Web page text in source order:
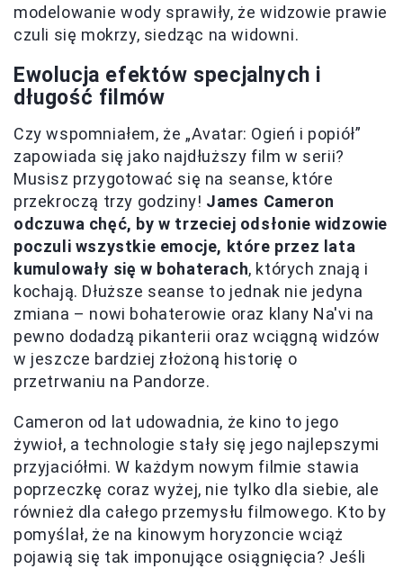
modelowanie wody sprawiły, że widzowie prawie
czuli się mokrzy, siedząc na widowni.
Ewolucja efektów specjalnych i
długość filmów
Czy wspomniałem, że „Avatar: Ogień i popiół”
zapowiada się jako najdłuższy film w serii?
Musisz przygotować się na seanse, które
przekroczą trzy godziny! James Cameron
odczuwa chęć, by w trzeciej odsłonie widzowie
poczuli wszystkie emocje, które przez lata
kumulowały się w bohaterach, których znają i
kochają. Dłuższe seanse to jednak nie jedyna
zmiana – nowi bohaterowie oraz klany Na'vi na
pewno dodadzą pikanterii oraz wciągną widzów
w jeszcze bardziej złożoną historię o
przetrwaniu na Pandorze.
Cameron od lat udowadnia, że kino to jego
żywioł, a technologie stały się jego najlepszymi
przyjaciółmi. W każdym nowym filmie stawia
poprzeczkę coraz wyżej, nie tylko dla siebie, ale
również dla całego przemysłu filmowego. Kto by
pomyślał, że na kinowym horyzoncie wciąż
pojawią się tak imponujące osiągnięcia? Jeśli